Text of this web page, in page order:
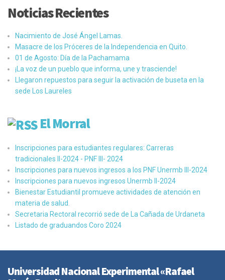
Noticias Recientes
Nacimiento de José Ángel Lamas.
Masacre de los Próceres de la Independencia en Quito.
01 de Agosto: Día de la Pachamama
¡La voz de un pueblo que informa, une y trasciende!
Llegaron repuestos para seguir la activación de buseta en la
sede Los Laureles
El Morral
Inscripciones para estudiantes regulares: Carreras
tradicionales II-2024 - PNF III- 2024
Inscripciones para nuevos ingresos a los PNF Unermb III-2024
Inscripciones para nuevos ingresos Unermb II-2024
Bienestar Estudiantil promueve actividades de atención en
materia de salud.
Secretaria Rectoral recorrió sede de La Cañada de Urdaneta
Listado de graduandos Coro 2024
Universidad Nacional Experimental «Rafael